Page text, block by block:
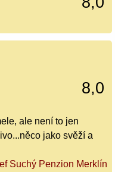
8,0
ale není to jen
jako svěží a
Suchý Penzion Merklín